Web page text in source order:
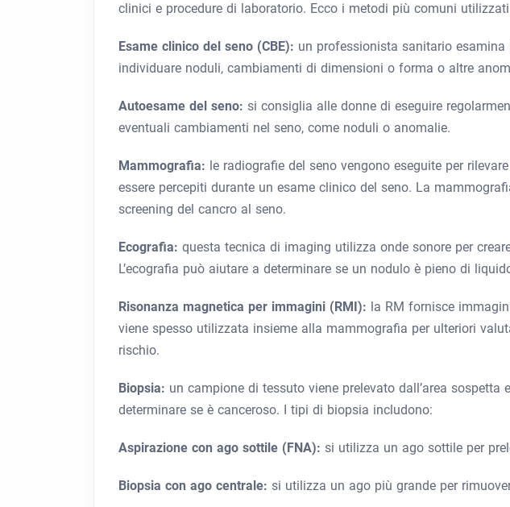
clinici e procedure di laboratorio. Ecco i metodi più comuni
Esame clinico del seno (CBE): un professionista sanitario
individuare noduli, cambiamenti di dimensioni o forma o altre
Autoesame del seno: si consiglia alle donne di eseguire
eventuali cambiamenti nel seno, come noduli o anomalie.
Mammografia: le radiografie del seno vengono eseguite per
essere percepiti durante un esame clinico del seno. La
screening del cancro al seno.
Ecografia: questa tecnica di imaging utilizza onde sonore per
L’ecografia può aiutare a determinare se un nodulo è pieno di
Risonanza magnetica per immagini (RMI): la RM fornisce
viene spesso utilizzata insieme alla mammografia per ulteriori
rischio.
Biopsia: un campione di tessuto viene prelevato dall’area
determinare se è canceroso. I tipi di biopsia includono:
Aspirazione con ago sottile (FNA): si utilizza un ago sottile per
Biopsia con ago centrale: si utilizza un ago più grande per